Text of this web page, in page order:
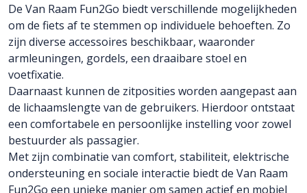
De Van Raam Fun2Go biedt verschillende mogelijkheden
om de fiets af te stemmen op individuele behoeften. Zo
zijn diverse accessoires beschikbaar, waaronder
armleuningen, gordels, een draaibare stoel en
voetfixatie.
Daarnaast kunnen de zitposities worden aangepast aan
de lichaamslengte van de gebruikers. Hierdoor ontstaat
een comfortabele en persoonlijke instelling voor zowel
bestuurder als passagier.
Met zijn combinatie van comfort, stabiliteit, elektrische
ondersteuning en sociale interactie biedt de Van Raam
Fun2Go een unieke manier om samen actief en mobiel